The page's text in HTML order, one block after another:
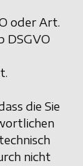
oder Art.
DSGVO
die Sie
nicht